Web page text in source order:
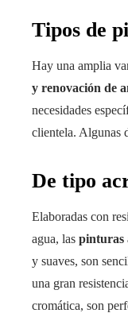
Tipos de
Hay una amplia
y renovación de
necesidades
clientela. Algunas
De tipo
Elaboradas con
agua, las pinturas
y suaves, son
una gran
cromática, son